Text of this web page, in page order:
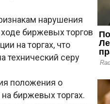
нарушения
ходе биржевых торгов
на торгах, что
технический серу
положения о
биржевых торгах.